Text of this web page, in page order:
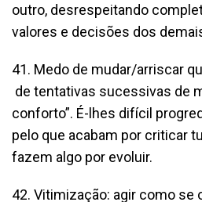
outro, desrespeitando
valores e decisões dos
41. Medo de mudar/arriscar
de tentativas sucessivas de
conforto”. É-lhes difícil
pelo que acabam por criticar
fazem algo por evoluir.
42. Vitimização: agir como se